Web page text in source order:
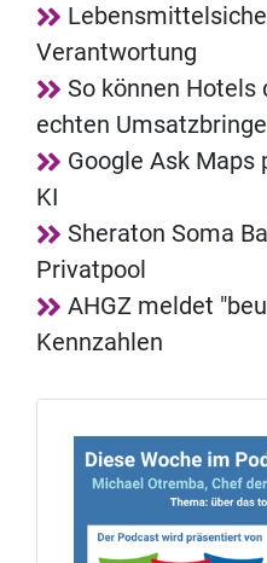
Verantwortung
So können Hotels
echten
Google Ask
KI
Sheraton Soma
Privatpool
AHGZ meldet
Kennzahlen